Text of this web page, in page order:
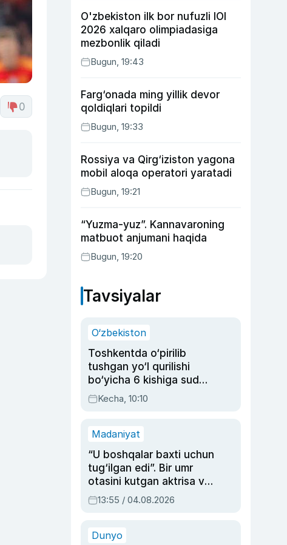
0
O'zbekiston ilk bor nufuzli IOI
2026 xalqaro olimpiadasiga
mezbonlik qiladi
Bugun, 19:43
Farg‘onada ming yillik devor
qoldiqlari topildi
Bugun, 19:33
Rossiya va Qirg‘iziston yagona
mobil aloqa operatori yaratadi
Bugun, 19:21
“Yuzma-yuz”. Kannavaroning
matbuot anjumani haqida
Bugun, 19:20
Tavsiyalar
O‘zbekiston
Toshkentda o‘pirilib
tushgan yo‘l qurilishi
bo‘yicha 6 kishiga sud
hukmi o‘qildi
Kecha, 10:10
Madaniyat
“U boshqalar baxti uchun
tug‘ilgan edi”. Bir umr
otasini kutgan aktrisa va
dublyaj ustasi Rimma
Ahmedovaning
13:55 / 04.08.2026
Dunyo